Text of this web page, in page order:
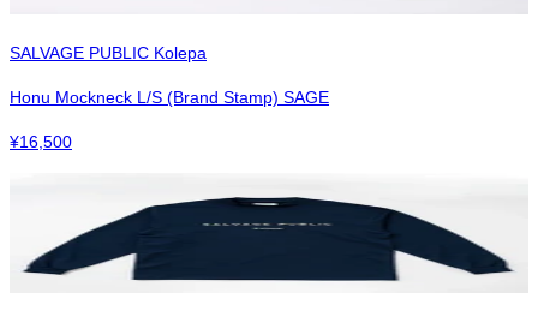
SALVAGE PUBLIC Kolepa
Honu Mockneck L/S (Brand Stamp) SAGE
¥16,500